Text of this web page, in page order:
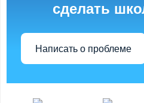
сделать
Написать о проблеме